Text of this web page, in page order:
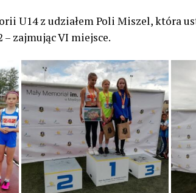
U14 z udziałem Poli Miszel, która
zajmując VI miejsce.